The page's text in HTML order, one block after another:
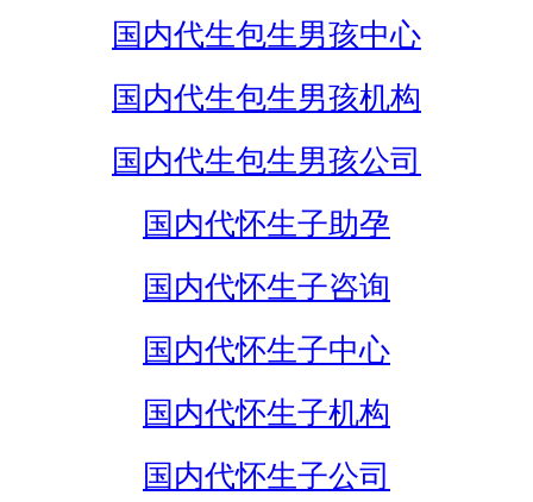
国内代生包生男孩中心
国内代生包生男孩机构
国内代生包生男孩公司
国内代怀生子助孕
国内代怀生子咨询
国内代怀生子中心
国内代怀生子机构
国内代怀生子公司